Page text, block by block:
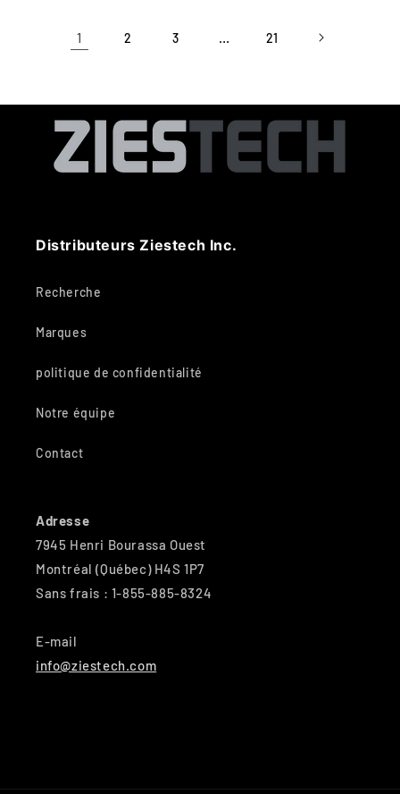
1 2 3 21
Distributeurs Ziestech Inc.
Recherche
Marques
politique de confidentialité
Notre équipe
Contact
Adresse
7945 Henri Bourassa Ouest
Montréal (Québec) H4S 1P7
Sans frais : 1-855-885-8324
E-mail
info@ziestech.com